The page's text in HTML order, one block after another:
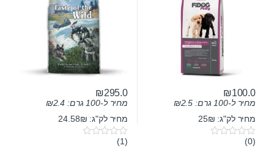
₪100.0
מחיר ל-100 גרם: ₪2.5
מחיר לק"ג: 25₪
0(0)
₪295.0
מחיר ל-100 גרם: ₪2.4
מחיר לק"ג: 24.58₪
0(1)